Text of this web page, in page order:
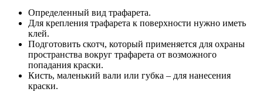
Определенный вид трафарета.
Для крепления трафарета к поверхности нужно иметь
клей.
Подготовить скотч, который применяется для охраны
пространства вокруг трафарета от возможного
попадания краски.
Кисть, маленький вали или губка – для нанесения
краски.